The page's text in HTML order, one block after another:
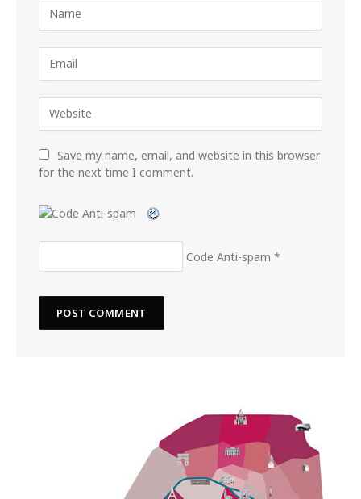
Save my name, email, and website in this browser
for the next time I comment.
Code Anti-spam *